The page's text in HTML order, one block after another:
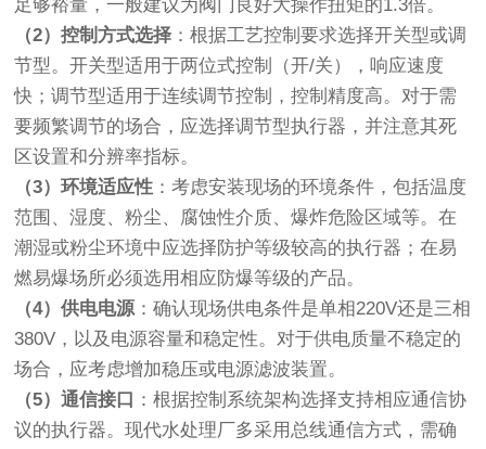
足够裕量，一般建议为阀门良好大操作扭矩的1.3倍。
（2）控制方式选择 ：根据工艺控制要求选择开关型或调
节型。开关型适用于两位式控制（开/关），响应速度
快；调节型适用于连续调节控制，控制精度高。对于需
要频繁调节的场合，应选择调节型执行器，并注意其死
区设置和分辨率指标。
（3）环境适应性 ：考虑安装现场的环境条件，包括温度
范围、湿度、粉尘、腐蚀性介质、爆炸危险区域等。在
潮湿或粉尘环境中应选择防护等级较高的执行器；在易
燃易爆场所必须选用相应防爆等级的产品。
（4）供电电源：确认现场供电条件是单相220V还是三相
380V，以及电源容量和稳定性。对于供电质量不稳定的
场合，应考虑增加稳压或电源滤波装置。
（5）通信接口 ：根据控制系统架构选择支持相应通信协
议的执行器。现代水处理厂多采用总线通信方式，需确